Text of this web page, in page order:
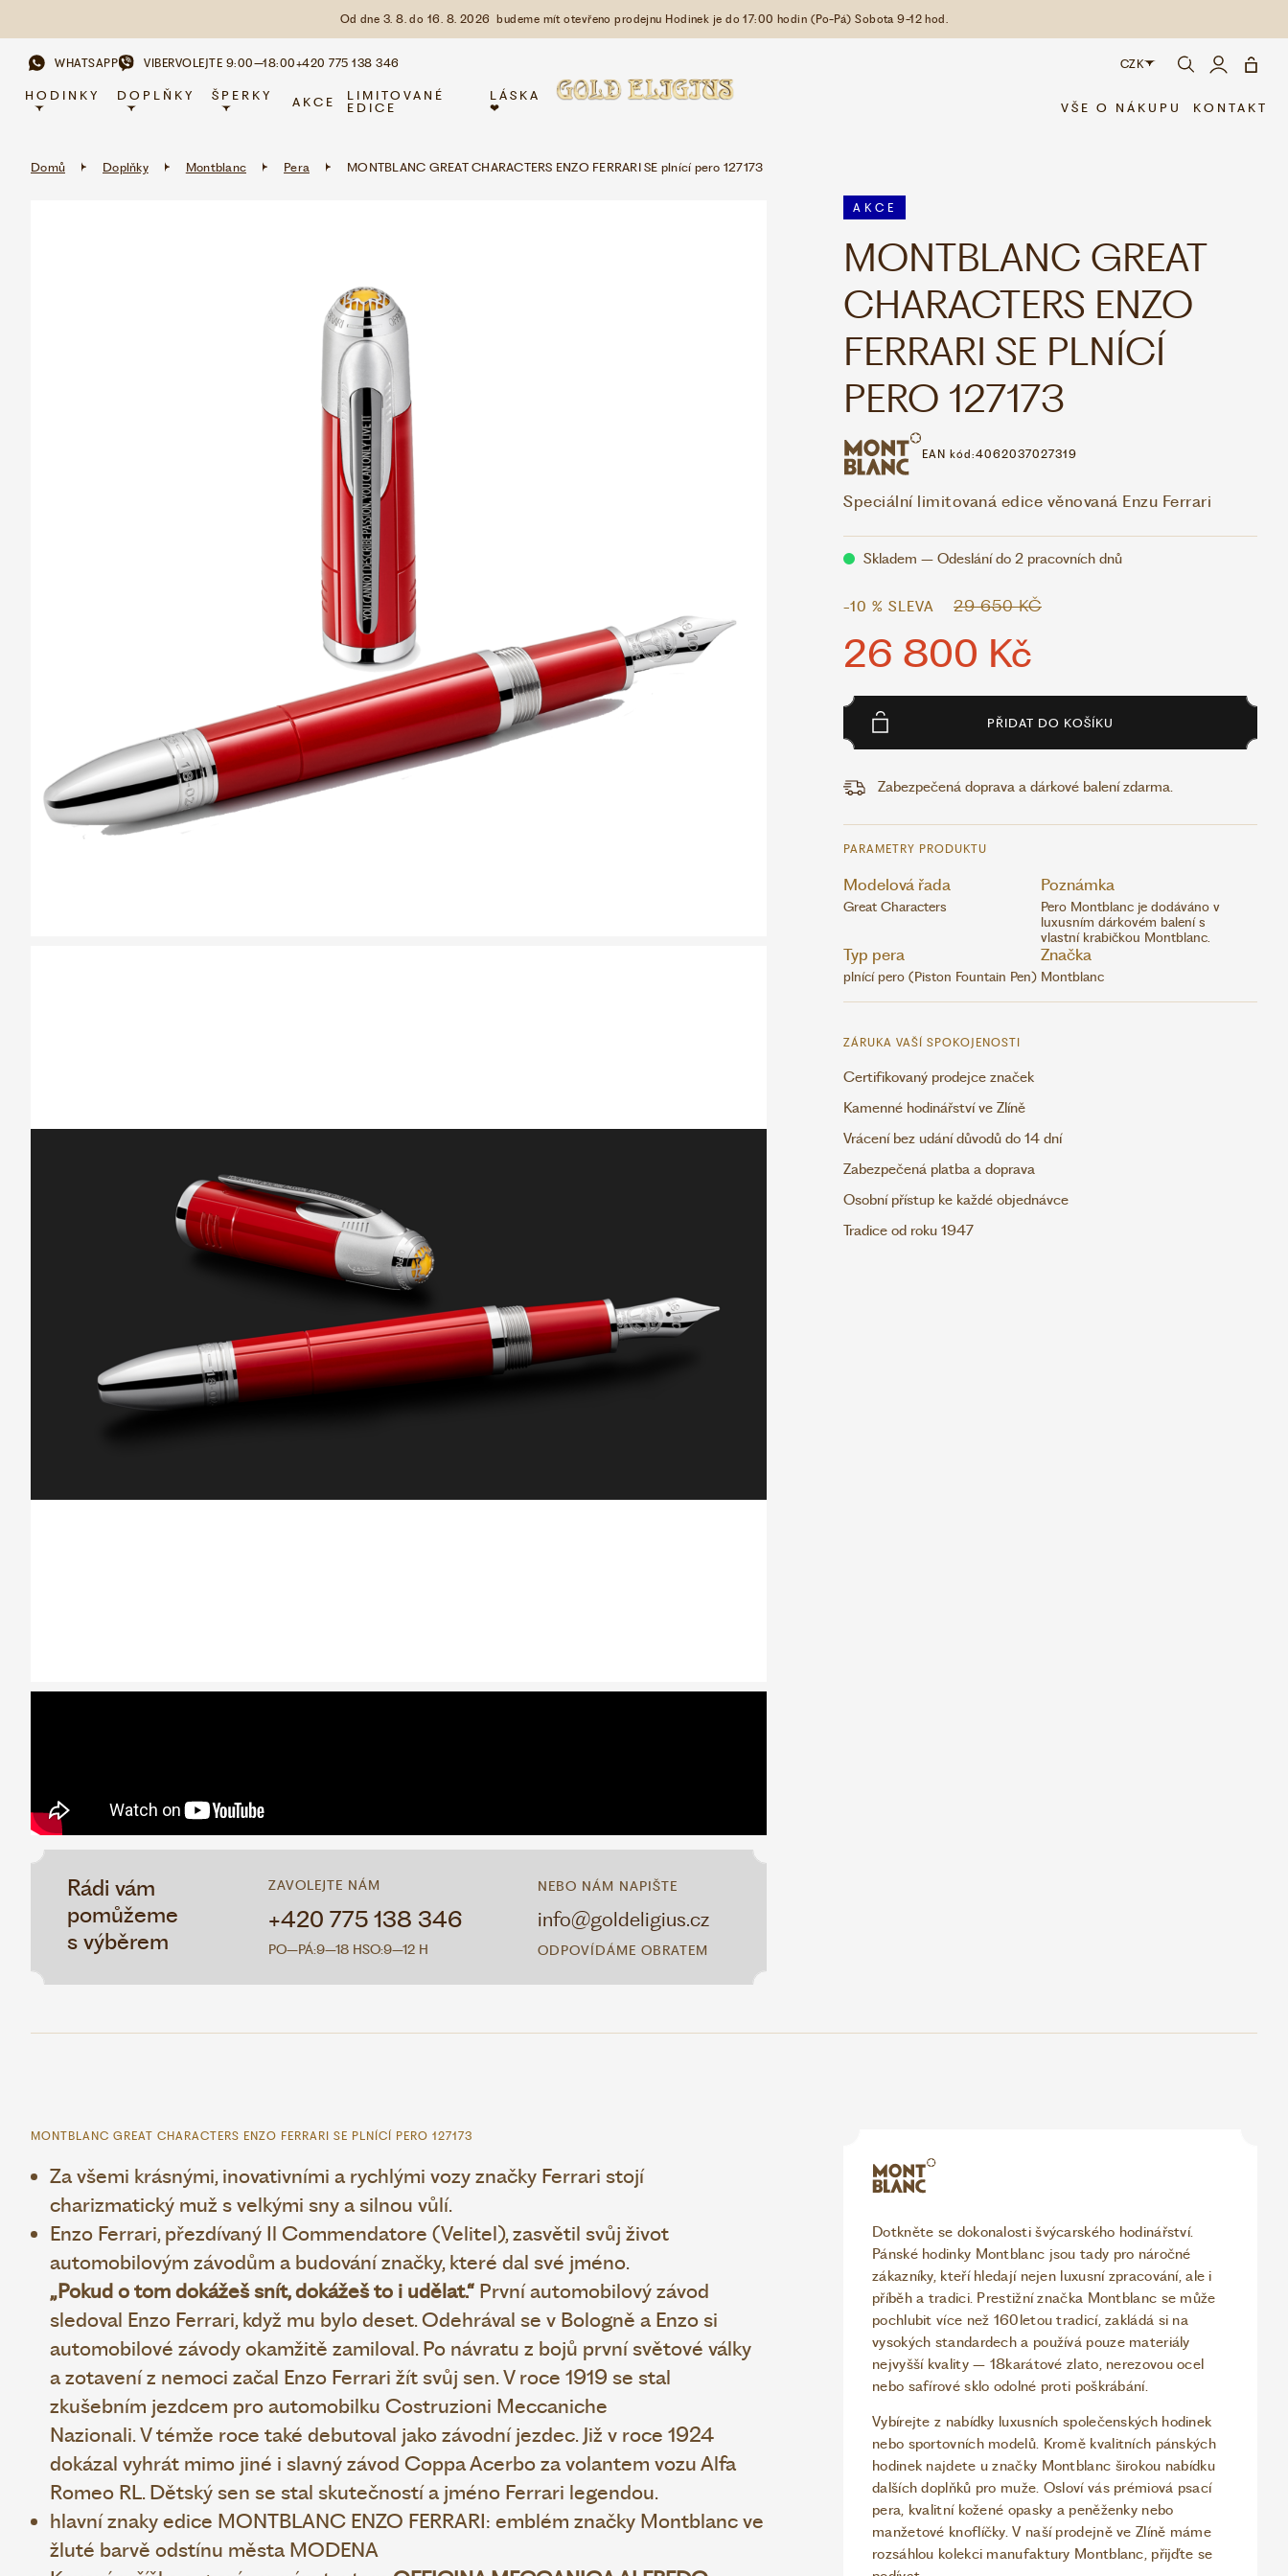
Od dne 3. 8. do 16. 8. 2026 budeme mít otevřeno prodejnu Hodinek je do 17:00 hodin (Po-Pá) Sobota 9-12 hod.
WHATSAPP VIBERVOLEJTE 9:00–18:00+420 775 138 346
HODINKY DOPLŇKY ŠPERKY AKCE
LIMITOVANÉ
EDICE
LÁSKA
❤
CZK
CZK
VŠE O NÁKUPU KONTAKT
Domů Doplňky Montblanc Pera MONTBLANC GREAT CHARACTERS ENZO FERRARI SE plnící pero 127173
Rádi vám
pomůžeme
s výběrem
ZAVOLEJTE NÁM
+420 775 138 346
PO–PÁ:9–18 HSO:9–12 H
NEBO NÁM NAPIŠTE
info@goldeligius.cz
ODPOVÍDÁME OBRATEM
AKCE
MONTBLANC GREAT
CHARACTERS ENZO
FERRARI SE PLNÍCÍ
PERO 127173
EAN kód:4062037027319
Speciální limitovaná edice věnovaná Enzu Ferrari
Skladem – Odeslání do 2 pracovních dnů
-10 % SLEVA 29 650 KČ
26 800 Kč
PŘIDAT DO KOŠÍKU
Zabezpečená doprava a dárkové balení zdarma.
PARAMETRY PRODUKTU
Modelová řada
Great Characters
Poznámka
Pero Montblanc je dodáváno v
luxusním dárkovém balení s
vlastní krabičkou Montblanc.
Typ pera
plnící pero (Piston Fountain Pen)
Značka
Montblanc
ZÁRUKA VAŠÍ SPOKOJENOSTI
Certifikovaný prodejce značek
Kamenné hodinářství ve Zlíně
Vrácení bez udání důvodů do 14 dní
Zabezpečená platba a doprava
Osobní přístup ke každé objednávce
Tradice od roku 1947
MONTBLANC GREAT CHARACTERS ENZO FERRARI SE PLNÍCÍ PERO 127173
Za všemi krásnými, inovativními a rychlými vozy značky Ferrari stojí
charizmatický muž s velkými sny a silnou vůlí.
Enzo Ferrari, přezdívaný Il Commendatore (Velitel), zasvětil svůj život
automobilovým závodům a budování značky, které dal své jméno.
„Pokud o tom dokážeš snít, dokážeš to i udělat.“ První automobilový závod
sledoval Enzo Ferrari, když mu bylo deset. Odehrával se v Bologně a Enzo si
automobilové závody okamžitě zamiloval. Po návratu z bojů první světové války
a zotavení z nemoci začal Enzo Ferrari žít svůj sen.V roce 1919 se stal
zkušebním jezdcem pro automobilku Costruzioni Meccaniche
Nazionali.V témže roce také debutoval jako závodní jezdec. Již v roce 1924
dokázal vyhrát mimo jiné i slavný závod Coppa Acerbo za volantem vozu Alfa
Romeo RL. Dětský sen se stal skutečností a jméno Ferrari legendou.
hlavní znaky edice MONTBLANC ENZO FERRARI: emblém značky Montblanc ve
žluté barvě odstínu města MODENA
Dotkněte se dokonalosti švýcarského hodinářství.
Pánské hodinky Montblanc jsou tady pro náročné
zákazníky, kteří hledají nejen luxusní zpracování, ale i
příběh a tradici. Prestižní značka Montblanc se může
pochlubit více než 160letou tradicí, zakládá si na
vysokých standardech a používá pouze materiály
nejvyšší kvality – 18karátové zlato, nerezovou ocel
nebo safírové sklo odolné proti poškrábání.
Vybírejte z nabídky luxusních společenských hodinek
nebo sportovních modelů. Kromě kvalitních pánských
hodinek najdete u značky Montblanc širokou nabídku
dalších doplňků pro muže. Osloví vás prémiová psací
pera, kvalitní kožené opasky a peněženky nebo
manžetové knoflíčky. V naší prodejně ve Zlíně máme
rozsáhlou kolekci manufaktury Montblanc, přijďte se